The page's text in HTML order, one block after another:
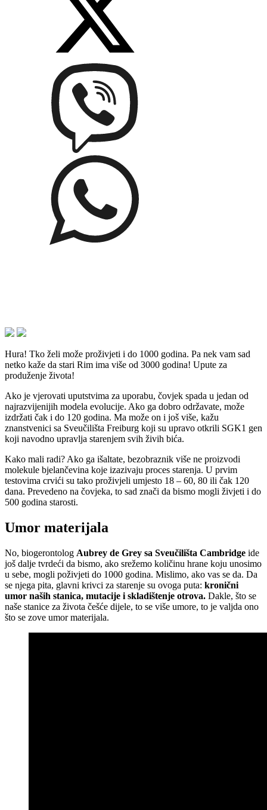
Hura! Tko želi može proživjeti i do 1000 godina. Pa nek vam sad
netko kaže da stari Rim ima više od 3000 godina! Upute za
produženje života!
Ako je vjerovati uputstvima za uporabu, čovjek spada u jedan od
najrazvijenijih modela evolucije. Ako ga dobro održavate, može
izdržati čak i do 120 godina. Ma može on i još više, kažu
znanstvenici sa Sveučilišta Freiburg koji su upravo otkrili SGK1 gen
koji navodno upravlja starenjem svih živih bića.
Kako mali radi? Ako ga išaltate, bezobraznik više ne proizvodi
molekule bjelančevina koje izazivaju proces starenja. U prvim
testovima crvići su tako proživjeli umjesto 18 – 60, 80 ili čak 120
dana. Prevedeno na čovjeka, to sad znači da bismo mogli živjeti i do
500 godina starosti.
Umor materijala
No, biogerontolog Aubrey de Grey sa Sveučilišta Cambridge ide
još dalje tvrdeći da bismo, ako srežemo količinu hrane koju unosimo
u sebe, mogli poživjeti do 1000 godina. Mislimo, ako vas se da. Da
se njega pita, glavni krivci za starenje su ovoga puta: kronični
umor naših stanica, mutacije i skladištenje otrova. Dakle, što se
naše stanice za života češće dijele, to se više umore, to je valjda ono
što se zove umor materijala.